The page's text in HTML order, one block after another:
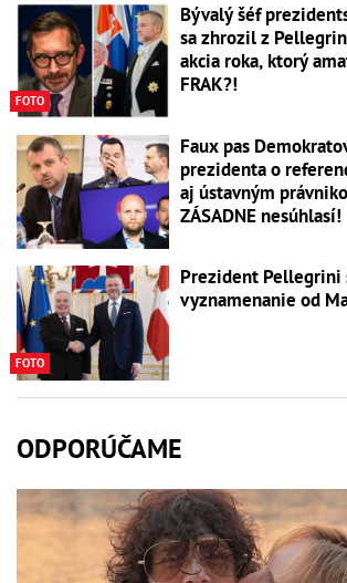
FOTO
Bývalý šéf
sa zhrozil z
akcia roka, ktorý
FRAK?!
Faux pas
prezidenta o
aj ústavným
ZÁSADNE nesúhlasí!
FOTO
Prezident Pellegrini
vyznamenanie od
ODPORÚČAME